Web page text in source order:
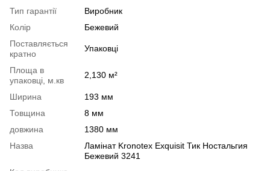
Тип гарантії
Виробник
Колір
Бежевий
Поставляється
кратно
Упаковці
Площа в
упаковці, м.кв
2,130 м²
Ширина
193 мм
Товщина
8 мм
довжина
1380 мм
Назва
Ламінат Kronotex Exquisit Тик Ностальгия
Бежевий 3241